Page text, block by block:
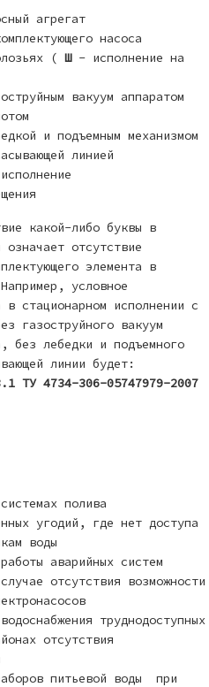
агрегат
насоса
( Ш- исполнение на
вакуум аппаратом
и подъемным механизмом
линией
какой-либо буквы в
означает отсутствие
элемента в
условное
в стационарном исполнении с
газоструйного вакуум
без лебедки и подъемного
линии будет:
ТУ 4734-306-05747979-2007
полива
угодий, где нет доступа
воды
аварийных систем
отсутствия возможности
труднодоступных
отсутствия
питьевой воды при